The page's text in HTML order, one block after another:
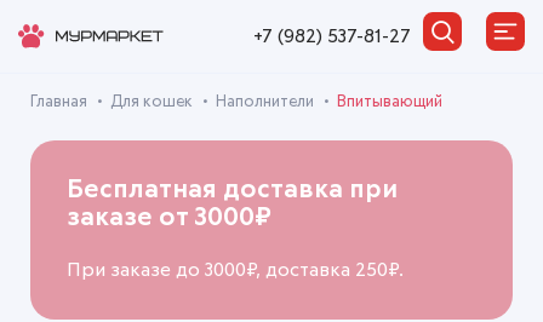
+7 (982) 537-81-27
Главная Для кошек Наполнители Впитывающий
Бесплатная доставка при
заказе от 3000₽
При заказе до 3000₽, доставка 250₽.